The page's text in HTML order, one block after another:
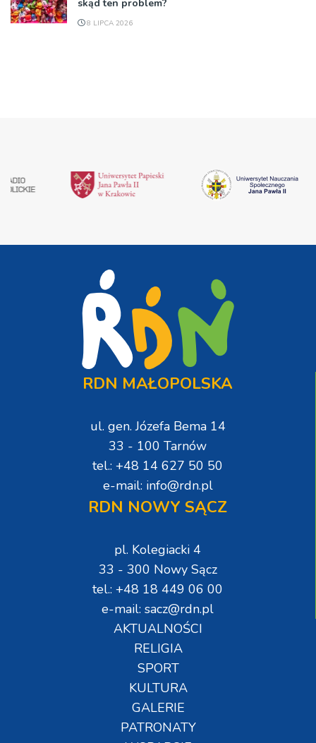
skąd ten problem?
8 LIPCA 2026
RDN MAŁOPOLSKA
ul. gen. Józefa Bema 14
33 - 100 Tarnów
tel.: +48 14 627 50 50
e-mail: info@rdn.pl
RDN NOWY SĄCZ
pl. Kolegiacki 4
33 - 300 Nowy Sącz
tel.: +48 18 449 06 00
e-mail: sacz@rdn.pl
AKTUALNOŚCI
RELIGIA
SPORT
KULTURA
GALERIE
PATRONATY